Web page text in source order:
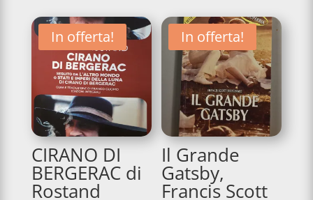
In offerta!
CIRANO DI
BERGERAC di
Rostand
In offerta!
Il Grande
Gatsby,
Francis Scott